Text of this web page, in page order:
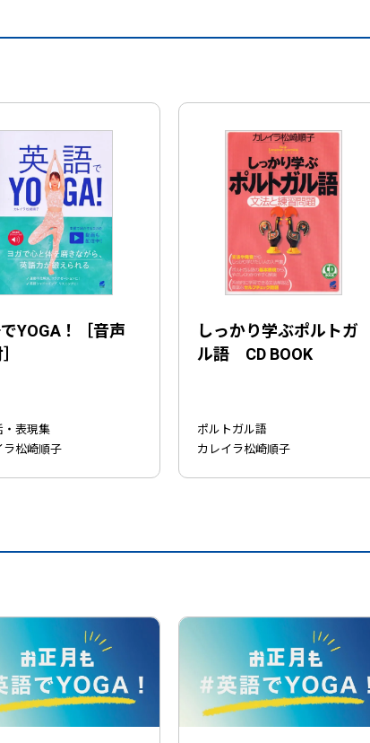
YOGA！［音声
・表現集
ラ松崎順子
しっかり学ぶポルトガ
ル語 CD BOOK
ポルトガル語
カレイラ松崎順子